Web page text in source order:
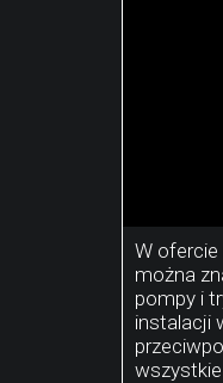
W
można
pompy i
instalacji